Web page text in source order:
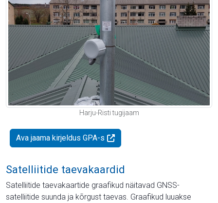
Harju-Risti tugijaam
Ava jaama kirjeldus GPA-s
Satelliitide taevakaardid
Satelliitide taevakaartide graafikud näitavad GNSS-
satelliitide suunda ja kõrgust taevas. Graafikud luuakse